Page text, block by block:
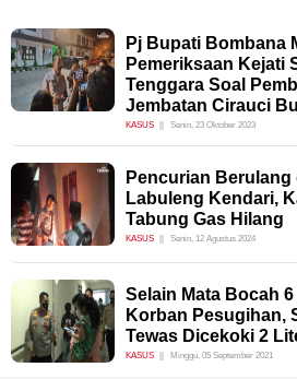
Pj Bupati Bombana
Pemeriksaan Kejati
Tenggara Soal
Jembatan Cirauci
KASUS Senin, 23 Oktober 2023
Pencurian Berulang
Labuleng Kendari,
Tabung Gas Hilang
KASUS Senin, 12 Agustus 2024
Selain Mata Bocah
Korban Pesugihan,
Tewas Dicekoki 2
KASUS Minggu, 05 September 2021